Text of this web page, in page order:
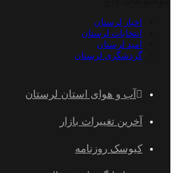
اخبار لرستان
انتخابات لرستان
امید لرستان
گردشگری لرستان
آب و هوای استان لرستان
آخرین تغییرات بازار
کیوسک روزنامه